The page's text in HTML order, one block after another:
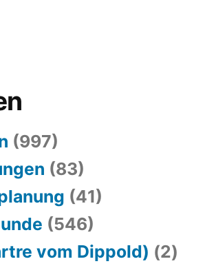
(997)
(83)
(41)
(546)
vom Dippold) (2)